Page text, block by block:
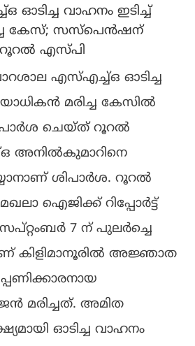
ഓടിച്ച വാഹനം ഇടിച്ച്
കേസ്; സസ്‌പെന്‍ഷന്
റൂറല്‍ എസ്പി
എസ്എച്ച്ഒ ഓടിച്ച
മരിച്ച കേസില്‍
ചെയ്ത് റൂറല്‍
അനില്‍കുമാറിനെ
ശിപാര്‍ശ. റൂറല്‍
ഐജിക്ക് റിപ്പോര്‍ട്ട്
7 ന് പുലര്‍ച്ചെ
കിളിമാനൂരില്‍ അജ്ഞാത
മരിച്ചത്. അമിത
ഓടിച്ച വാഹനം